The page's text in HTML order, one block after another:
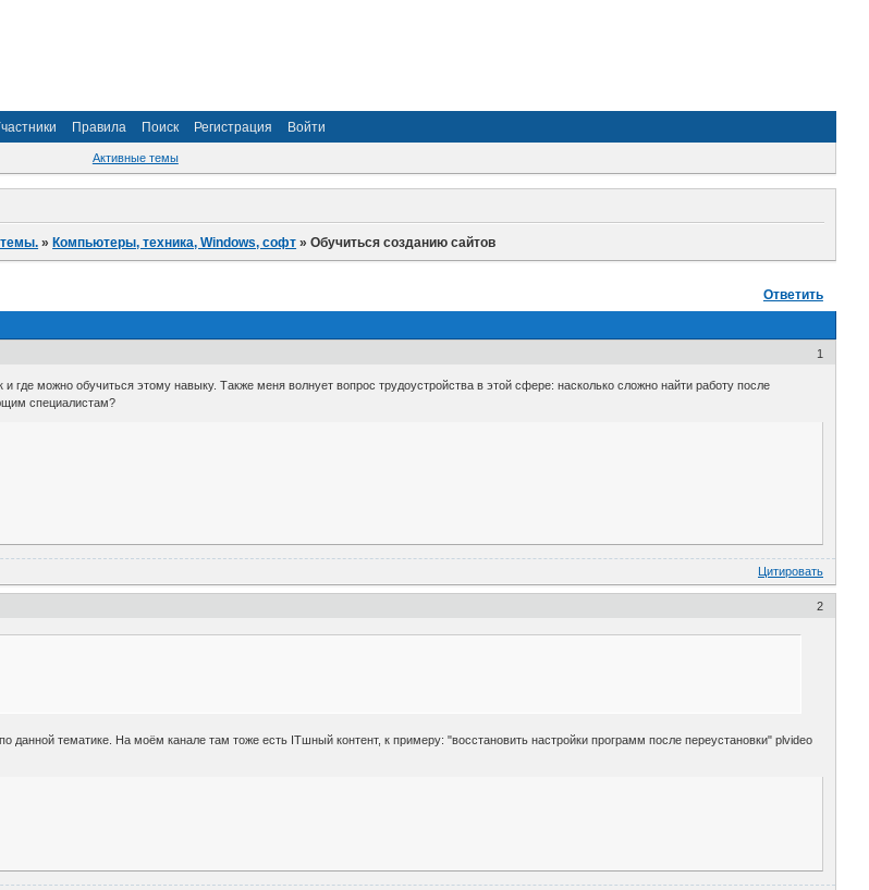
Правила Поиск Регистрация Войти
Активные темы
темы. »Компьютеры, техника, Windows, софт »Обучиться созданию сайтов
Ответить
1
где можно обучиться этому навыку. Также меня волнует вопрос трудоустройства в этой сфере: насколько сложно найти работу после
специалистам?
Цитировать
2
данной тематике. На моём канале там тоже есть ITшный контент, к примеру: "восстановить настройки программ после переустановки" plvideo